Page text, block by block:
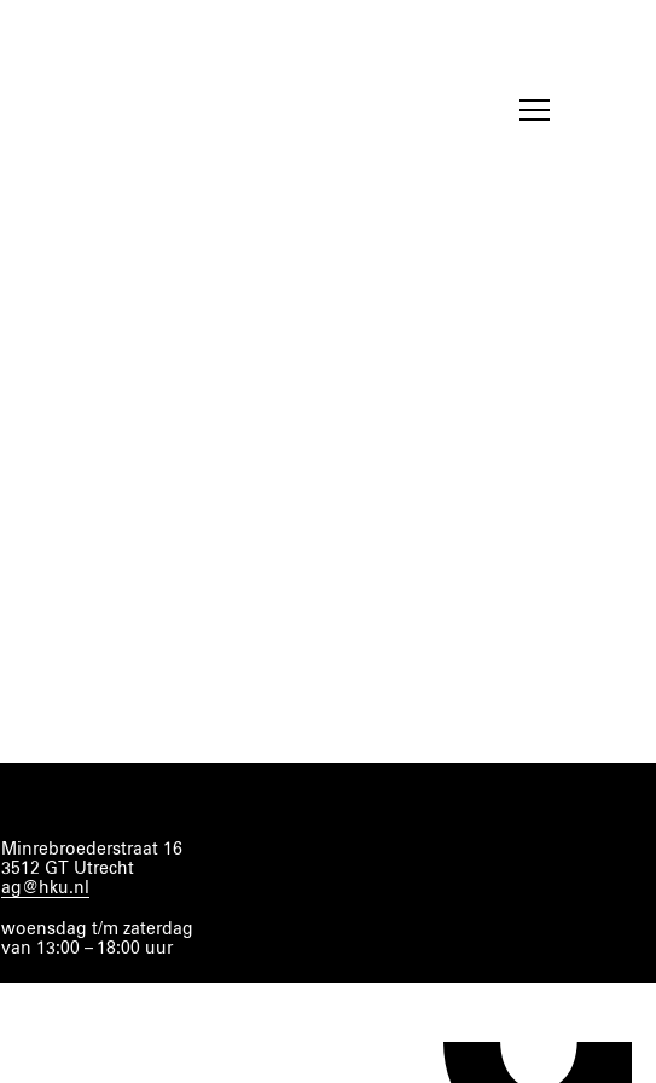
Minrebroederstraat 16
3512 GT Utrecht
ag@hku.nl
woensdag t/m zaterdag
van 13:00 – 18:00 uur